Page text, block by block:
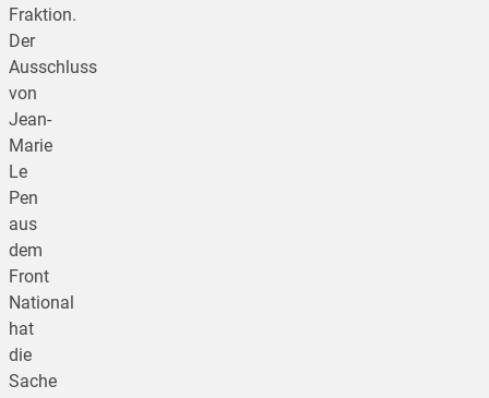
Fraktion.
Der
Ausschluss
von
Jean-
Marie
Le
Pen
aus
dem
Front
National
hat
die
Sache